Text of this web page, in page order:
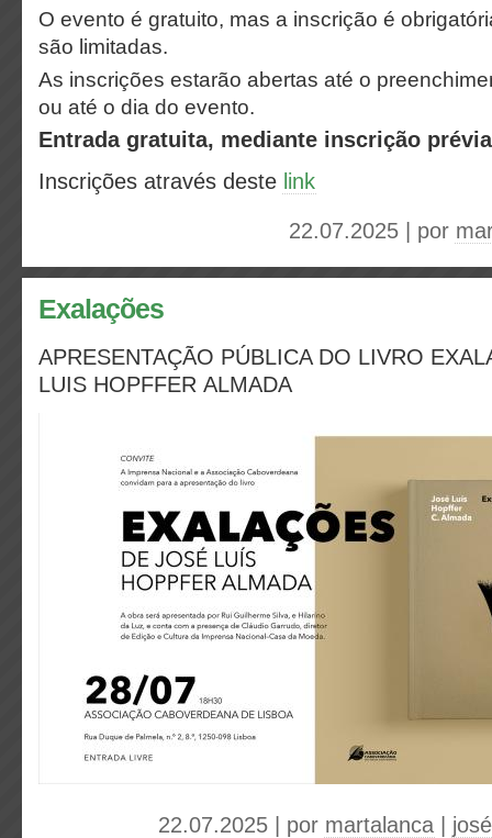
O evento é gratuito, mas a inscrição é
são limitadas.
As inscrições estarão abertas até o
ou até o dia do evento.
Entrada gratuita, mediante inscrição
Inscrições através deste link
22.07.2025 | por
Exalações
APRESENTAÇÃO PÚBLICA DO LIVRO
LUIS HOPFFER ALMADA
22.07.2025 | por martalanca